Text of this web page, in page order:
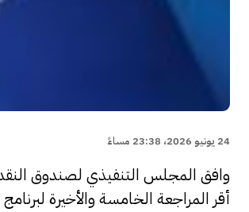
24 يونيو 2026، 23:38 مساءً
أقر المراجعة الخامسة والأخيرة